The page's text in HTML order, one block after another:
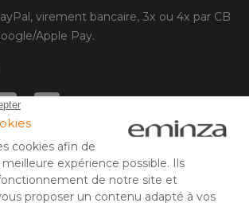
virement bancaire, 3x ou 4x par CB
Apple Pay.
Eminza | Tous droits réservés |
ESPAÑA
ITALIE
FRA